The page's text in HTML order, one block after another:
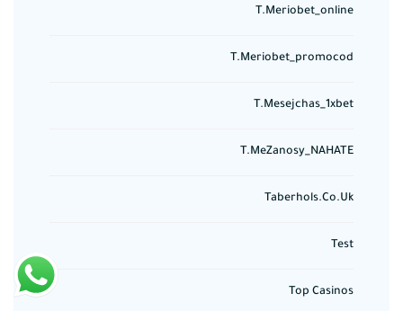
T.meriobet_online
T.meriobet_promocod
T.mesejchas_1xbet
T.meZanosy_NAHATE
Taberhols.co.uk
Test
Top Casinos